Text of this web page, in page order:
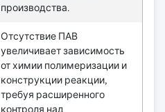
производства.
Отсутствие ПАВ
увеличивает зависимость
от химии полимеризации и
конструкции реакции,
требуя расширенного
контроля над